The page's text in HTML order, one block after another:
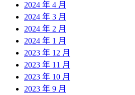
2024 年 4 月
2024 年 3 月
2024 年 2 月
2024 年 1 月
2023 年 12 月
2023 年 11 月
2023 年 10 月
2023 年 9 月